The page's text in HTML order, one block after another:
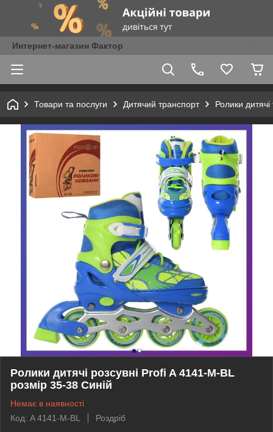
Интернет-магазин Фактор
Товари та послуги Дитячий транспорт Ролики дитячі
Ролики дитячі розсувні Profi A 4141-M-BL
розмір 35-38 Синій
Немає в наявності
Код: A 4141-M-BL
Роздріб